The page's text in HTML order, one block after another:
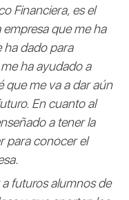
Financiera, es el
empresa que me ha
ha dado para
ha ayudado a
que me va a dar aún
En cuanto al
a tener la
para conocer el
futuros alumnos de